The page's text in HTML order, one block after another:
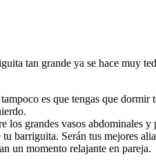
tan grande ya se hace muy
es que tengas que
grandes vasos abdominales
barriguita. Serán tus mejores
un momento relajante en pareja.